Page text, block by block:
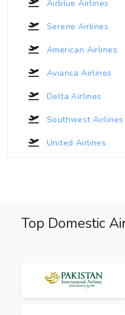
Airblue Airlines
Serene Airlines
American Airlines
Avianca Airlines
Delta Airlines
Southwest Airlines
United Airlines
Top Domestic